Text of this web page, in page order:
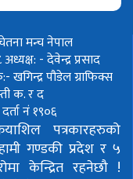
मन्च नेपाल
अध्यक्ष: - देवेन्द्र प्रसाद
खगिन्द्र पौडेलग्राफिक्स
क. र द
नं १९०६
पत्रकारहरुको
गण्डकी प्रदेश र ५
केन्द्रित रहनेछौ !